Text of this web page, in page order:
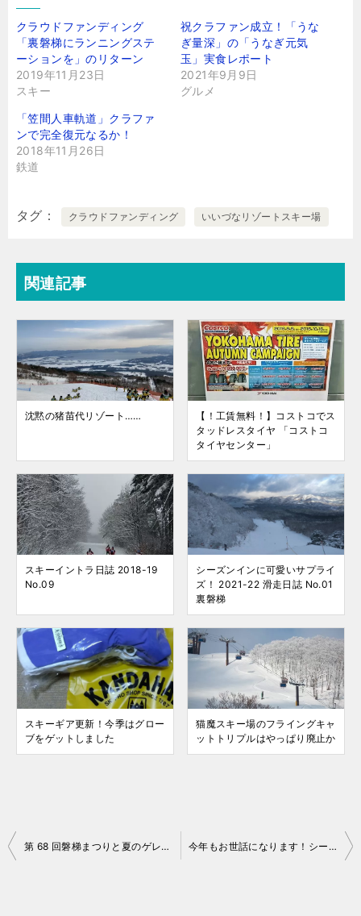
クラウドファンディング
「裏磐梯にランニングステ
ーションを」のリターン
2019年11月23日
スキー
祝クラファン成立！「うな
ぎ量深」の「うなぎ元気
玉」実食レポート
2021年9月9日
グルメ
「笠間人車軌道」クラファ
ンで完全復元なるか！
2018年11月26日
鉄道
タグ クラウドファンディング いいづなリゾートスキー場
関連記事
沈黙の猪苗代リゾート……
【！工賃無料！】コストコでス
タッドレスタイヤ 「コストコ
タイヤセンター」
スキーイントラ日誌 2018-19
No.09
シーズンインに可愛いサプライ
ズ！ 2021-22 滑走日誌 No.01
裏磐梯
スキーギア更新！今季はグロー
ブをゲットしました
猫魔スキー場のフライングキャ
ットトリプルはやっぱり廃止か
投
第 68 回磐梯まつりと夏のゲレンデめぐり 今年もお世話になります！シーズン券「福島５」